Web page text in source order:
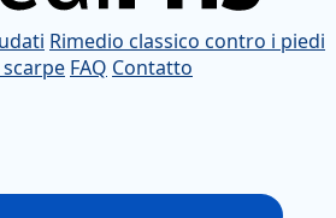
Rimedio classico contro i piedi
FAQ Contatto